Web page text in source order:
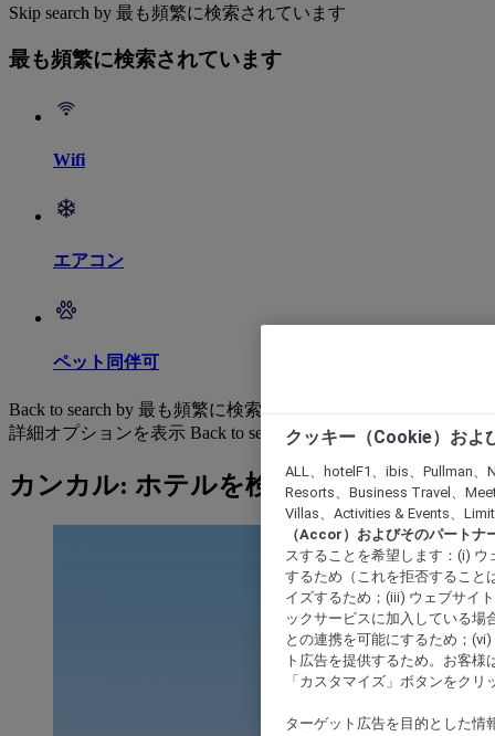
Skip search by 最も頻繁に検索されています
最も頻繁に検索されています
Wifi
エアコン
ペット同伴可
Back to search by 最も頻繁に検索されています
詳細オプションを表示 Back to search by categories
カンカル: ホテルを検索する
クッキー（Cookie）およ
ALL、hotelF1、ibis、Pullman
Resorts、Business Travel、
Villas、Activities & Events、
（Accor）およびそのパートナ
スすることを希望します：(i)
するため（これを拒否すること
イズするため；(iii) ウェブサイ
ックサービスに加入している場
との連携を可能にするため；
ト広告を提供するため。お客
「カスタマイズ」ボタンをク
ターゲット広告を目的とした情